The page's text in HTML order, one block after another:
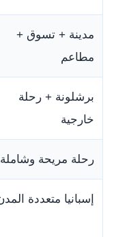
مدينة + تسوق +
مطاعم
برشلونة + رحلة
خارجية
رحلة مريحة وشاملة
إسبانيا متعددة